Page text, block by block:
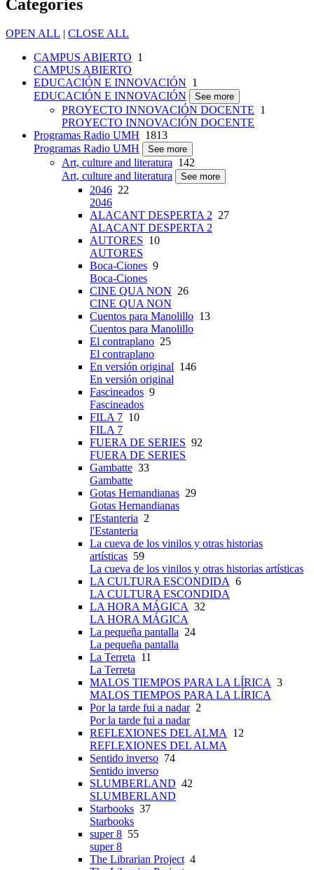
Categories
OPEN ALL | CLOSE ALL
CAMPUS ABIERTO 1
CAMPUS ABIERTO
EDUCACIÓN E INNOVACIÓN 1
EDUCACIÓN E INNOVACIÓN
See more
PROYECTO INNOVACIÓN DOCENTE 1
PROYECTO INNOVACIÓN DOCENTE
Programas Radio UMH 1813
Programas Radio UMH
See more
Art, culture and literatura 142
Art, culture and literatura
See more
2046 22
2046
ALACANT DESPERTA 2 27
ALACANT DESPERTA 2
AUTORES 10
AUTORES
Boca-Ciones 9
Boca-Ciones
CINE QUA NON 26
CINE QUA NON
Cuentos para Manolillo 13
Cuentos para Manolillo
El contraplano 25
El contraplano
En versión original 146
En versión original
Fascineados 9
Fascineados
FILA 7 10
FILA 7
FUERA DE SERIES 92
FUERA DE SERIES
Gambatte 33
Gambatte
Gotas Hernandianas 29
Gotas Hernandianas
l'Estanteria 2
l'Estanteria
La cueva de los vinilos y otras historias
artísticas 59
La cueva de los vinilos y otras historias artísticas
LA CULTURA ESCONDIDA 6
LA CULTURA ESCONDIDA
LA HORA MÁGICA 32
LA HORA MÁGICA
La pequeña pantalla 24
La pequeña pantalla
La Terreta 11
La Terreta
MALOS TIEMPOS PARA LA LÍRICA 3
MALOS TIEMPOS PARA LA LÍRICA
Por la tarde fui a nadar2
Por la tarde fui a nadar
REFLEXIONES DEL ALMA 12
REFLEXIONES DEL ALMA
Sentido inverso 74
Sentido inverso
SLUMBERLAND 42
SLUMBERLAND
Starbooks 37
Starbooks
super 8 55
super 8
The Librarian Project4